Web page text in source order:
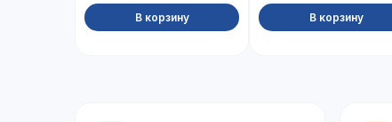
В корзину В корзину